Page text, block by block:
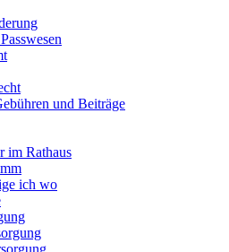
und Beiträge
im Rathaus
ich wo